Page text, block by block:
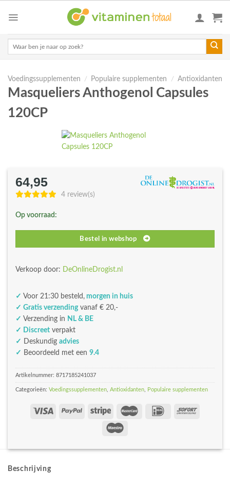
Voedingssupplementen / Populaire supplementen / Antioxidanten
Masqueliers Anthogenol Capsules
120CP
64,95
4 review(s)
Op voorraad:
Bestel in webshop
Verkoop door: DeOnlineDrogist.nl
✓ Voor 21:30 besteld, morgen in huis
✓ Gratis verzendingvanaf € 20,-
✓ Verzending in NL & BE
✓ Discreet verpakt
✓
Deskundig advies
✓ Beoordeeld met een 9.4
Artikelnummer: 8717185241037
Categorieën: Voedingssupplementen Antioxidanten Populaire supplementen
Beschrijving